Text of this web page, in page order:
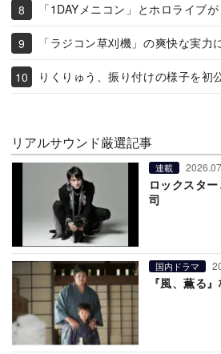
「1DAYメニコン」とホロライブ
「ラジコン草刈機」の爽快な実力
りくりゅう、振り付けの様子を初
リアルサウンド厳選記事
連載
ロックスタ
司
国内ドラマ
『風、薫る